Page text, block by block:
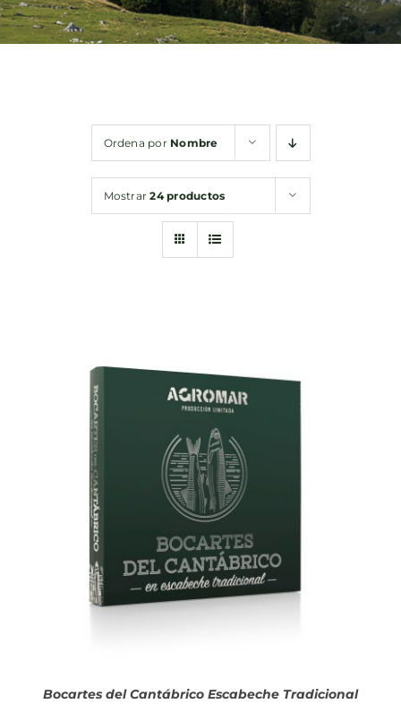
Bebidas
Ordena por Nombre
Mostrar24 productos
AÑADIR AL CARRITO
DETALLES
Bocartes del Cantábrico Escabeche Tradicional